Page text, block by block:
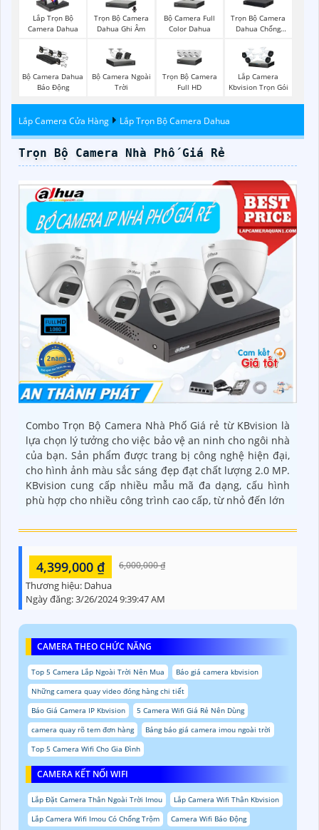
Lắp Trọn Bộ
Camera Dahua
Trọn Bộ Camera
Dahua Ghi Âm
Bộ Camera Full
Color Dahua
Trọn Bộ Camera
Dahua Chống
Bộ Camera Dahua
Báo Động
Bộ Camera Ngoài
Trời
Trọn Bộ Camera
Full HD
Lắp Camera
Kbvision Trọn Gói
Lắp Camera Cửa Hàng Lắp Trọn Bộ Camera Dahua
Trọn Bộ Camera Nhà Phố Giá Rẻ
Combo Trọn Bộ Camera Nhà Phố Giá rẻ từ KBvision là
lựa chọn lý tưởng cho việc bảo vệ an ninh cho ngôi nhà
của bạn. Sản phẩm được trang bị công nghệ hiện đại,
cho hình ảnh màu sắc sáng đẹp đạt chất lượng 2.0 MP.
KBvision cung cấp nhiều mẫu mã đa dạng, cấu hình
phù hợp cho nhiều công trình cao cấp, từ nhỏ đến lớn
4,399,000 ₫ 6,000,000 ₫
Thương hiệu: Dahua
Ngày đăng:3/26/2024 9:39:47 AM
CAMERA THEO CHỨC NĂNG
Top 5 Camera Lắp Ngoài Trời Nên Mua
Báo giá camera kbvision
Những camera quay video đóng hàng chi tiết
Báo Giá Camera IP Kbvision
5 Camera Wifi Giá Rẻ Nên Dùng
camera quay rõ tem đơn hàng
Bảng báo giá camera imou ngoài trời
Top 5 Camera Wifi Cho Gia Đình
CAMERA KẾT NỐI WIFI
Lắp Đặt Camera Thân Ngoài Trời Imou
Lắp Camera Wifi Thân Kbvision
Lắp Camera Wifi Imou Có Chống Trộm
Camera Wifi Báo Động